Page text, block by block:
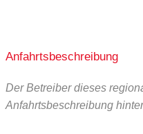
Anfahrtsbeschreibung
Der Betreiber dieses
Anfahrtsbeschreibung